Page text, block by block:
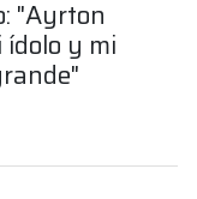
"Ayrton
ídolo y mi